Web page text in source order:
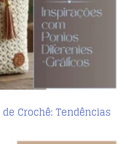
Crochê: Tendências